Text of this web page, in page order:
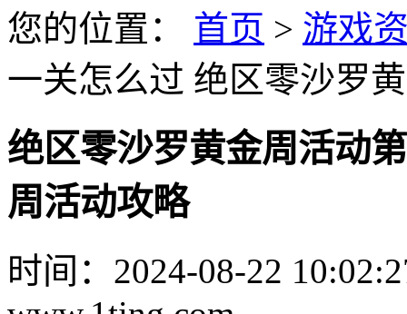
您的位置： 首页 > 游戏
一关怎么过 绝区零沙罗
绝区零沙罗黄金周活动
周活动攻略
时间：2024-08-22